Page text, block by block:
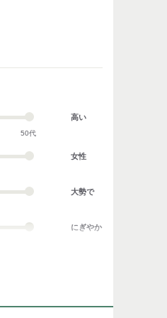
50代
高い
女性
大勢で
にぎやか